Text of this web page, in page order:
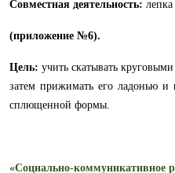
Совместная деятельность:
(приложение №6).
Цель: учить скатывать
затем прижимать его ладонью и
сплющенной формы.
«Социально-коммуникативное